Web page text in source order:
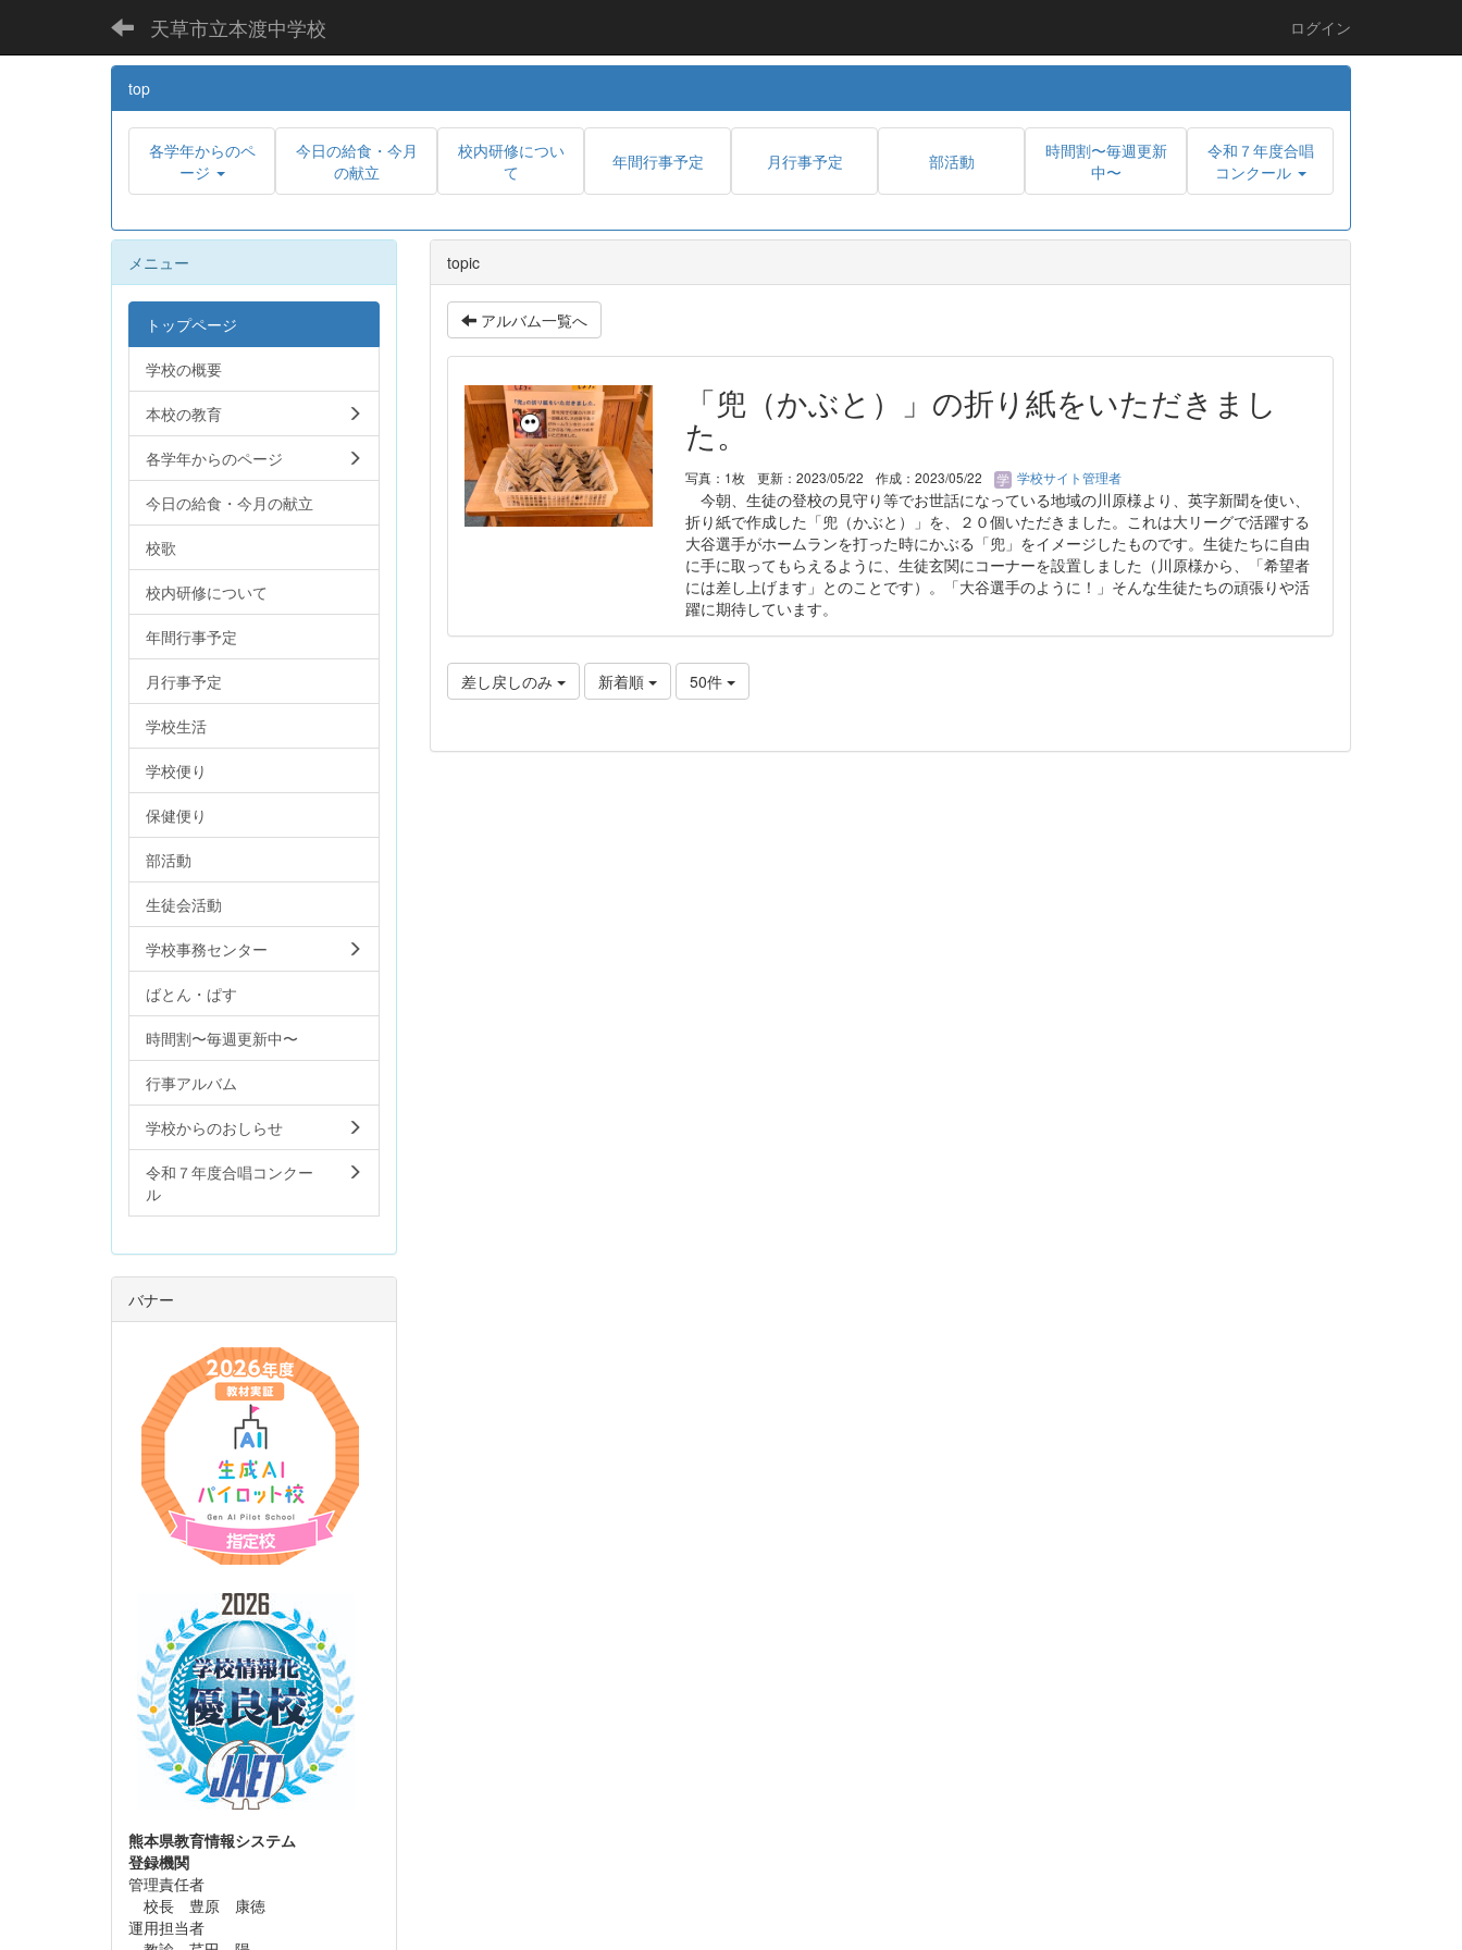
天草市立本渡中学校 ログイン
top
各学年からのペ
ージ
今日の給食・今月
の献立
校内研修につい
て
年間行事予定 月行事予定 部活動
時間割〜毎週更新
中〜
令和７年度合唱
コンクール
topic
アルバム一覧へ
「兜（かぶと）」の折り紙をいただきまし
た。
写真：1枚 更新：2023/05/22 作成：2023/05/22 学校サイト管理者
今朝、生徒の登校の見守り等でお世話になっている地域の川原様より、英字新聞を使い、
折り紙で作成した「兜（かぶと）」を、２０個いただきました。これは大リーグで活躍する
大谷選手がホームランを打った時にかぶる「兜」をイメージしたものです。生徒たちに自由
に手に取ってもらえるように、生徒玄関にコーナーを設置しました（川原様から、「希望者
には差し上げます」とのことです）。「大谷選手のように！」そんな生徒たちの頑張りや活
躍に期待しています。
差し戻しのみ 新着順 50件
メニュー
トップページ
学校の概要
本校の教育
各学年からのページ
今日の給食・今月の献立
校歌
校内研修について
年間行事予定
月行事予定
学校生活
学校便り
保健便り
部活動
生徒会活動
学校事務センター
ばとん・ぱす
時間割〜毎週更新中〜
行事アルバム
学校からのおしらせ
令和７年度合唱コンクー
ル
バナー
熊本県教育情報システム
登録機関
管理責任者
校長 豊原 康徳
運用担当者